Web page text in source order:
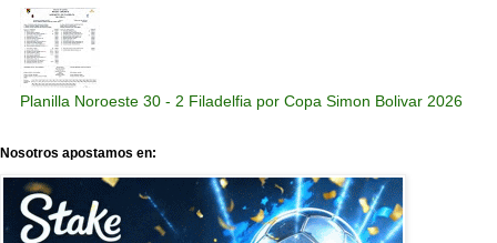
Planilla Noroeste 30 - 2 Filadelfia por Copa Simon Bolivar 2026
Nosotros apostamos en: